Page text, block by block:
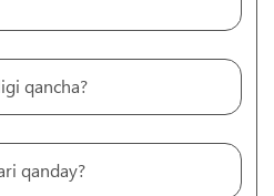
qancha?
qanday?